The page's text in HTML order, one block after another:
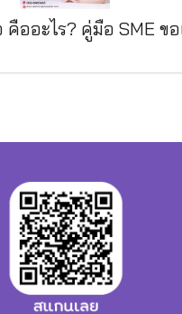
คืออะไร? คู่มือ SME ข